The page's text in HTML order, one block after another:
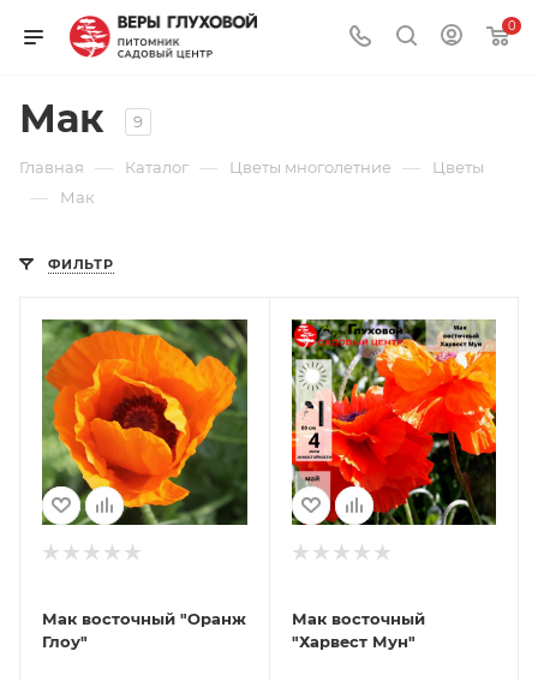
0
Мак 9
Главная — Каталог — Цветы многолетние — Цветы
— Мак
ФИЛЬТР
Мак восточный "Оранж
Глоу"
Мак восточный
"Харвест Мун"